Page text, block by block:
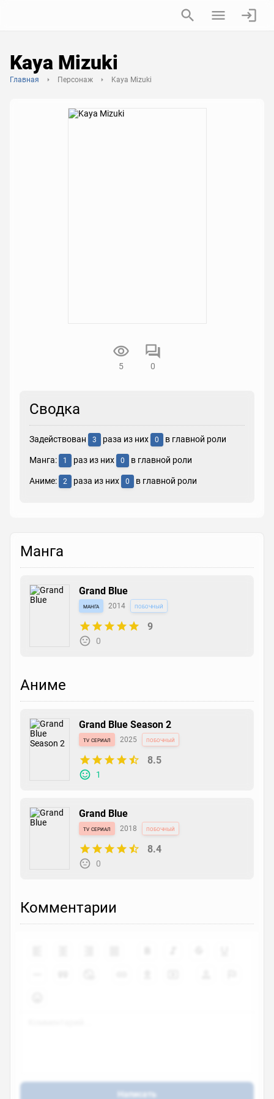
Kaya Mizuki
Главная Персонаж Kaya Mizuki
5 0
Сводка
Задействован 3 раза из них 0 в главной роли
Манга: 1 раз из них 0 в главной роли
Аниме: 2 раза из них 0 в главной роли
Манга
Grand Blue
манга 2014 побочный
9
0
Аниме
Grand Blue Season 2
tv сериал 2025 побочный
8.5
1
Grand Blue
tv сериал 2018 побочный
8.4
0
Комментарии
Написать